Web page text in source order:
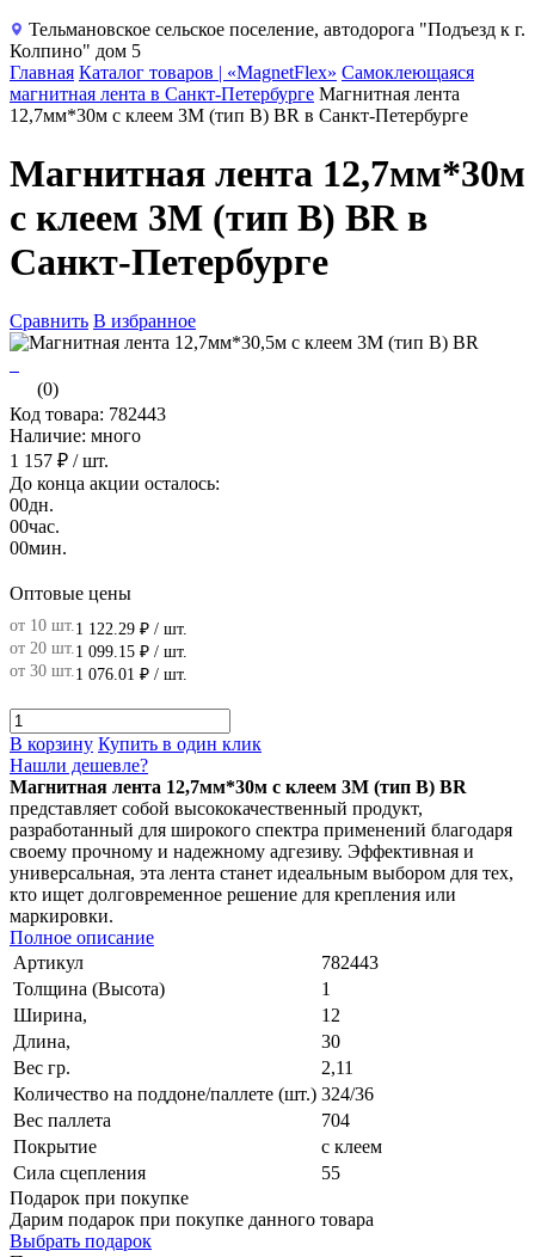
Тельмановское сельское поселение, автодорога "Подъезд к г.
Колпино" дом 5
Главная Каталог товаров | «MagnetFlex» Самоклеющаяся
магнитная лента в Санкт-Петербурге Магнитная лента
12,7мм*30м с клеем 3M (тип B) BR в Санкт-Петербурге
Магнитная лента 12,7мм*30м
с клеем 3M (тип B) BR в
Санкт-Петербурге
Сравнить В избранное
(0)
Код товара: 782443
Наличие: много
1 157 ₽ / шт.
До конца акции осталось:
00дн.
00час.
00мин.
Оптовые цены
от 10 шт. 1 122.29 ₽ / шт.
от 20 шт. 1 099.15 ₽ / шт.
от 30 шт. 1 076.01 ₽ / шт.
В корзину Купить в один клик
Нашли дешевле?
Магнитная лента 12,7мм*30м с клеем 3M (тип B) BR
представляет собой высококачественный продукт,
разработанный для широкого спектра применений благодаря
своему прочному и надежному адгезиву. Эффективная и
универсальная, эта лента станет идеальным выбором для тех,
кто ищет долговременное решение для крепления или
маркировки.
Полное описание
Артикул
782443
Толщина (Высота)
1
Ширина,
12
Длина,
30
Вес гр.
2,11
Количество на поддоне/паллете (шт.) 324/36
Вес паллета
704
Покрытие
с клеем
Сила сцепления
55
Подарок при покупке
Дарим подарок при покупке данного товара
Выбрать подарок